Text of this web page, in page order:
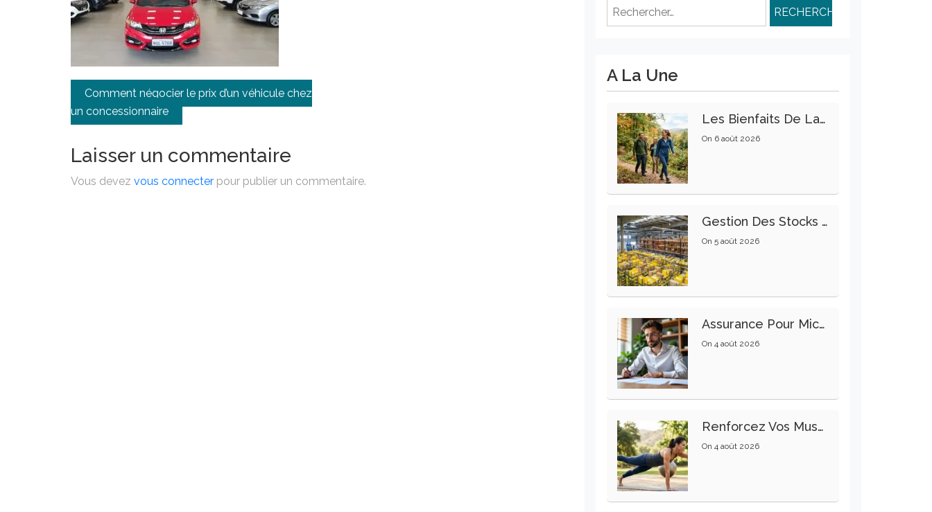
Navigation
de
l’article
Comment négocier le prix d’un véhicule chez
un concessionnaire
Laisser un commentaire
Vous devez vous connecter pour publier un commentaire.
Rechercher :
A La Une
Les Bienfaits De La Marche Sur La Santé Physique Et Mentale
On 6 août 2026
Gestion Des Stocks : Meilleures Pratiques Intralogistiques
On 5 août 2026
Assurance Pour Micro-Entrepreneur : Les Garanties Essentielles À Connaître
On 4 août 2026
Renforcez Vos Muscles Profonds Pour Apaiser Votre Mal De Dos
On 4 août 2026